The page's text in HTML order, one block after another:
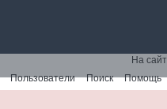
На сайт
Помощь
Поиск
Пользователи